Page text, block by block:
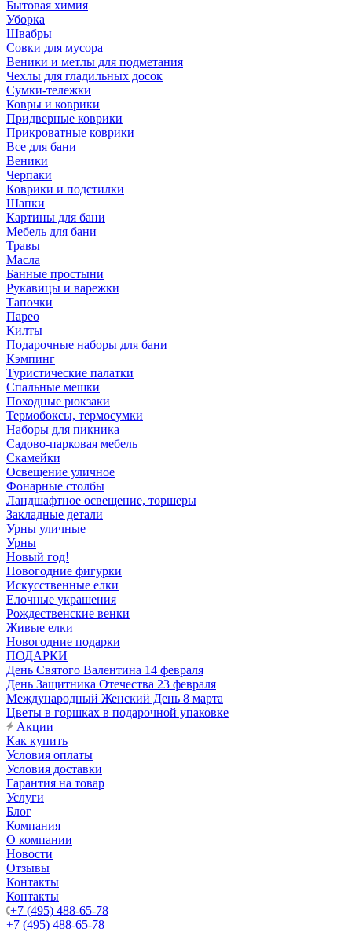
Бытовая химия
Уборка
Швабры
Совки для мусора
Веники и метлы для подметания
Чехлы для гладильных досок
Сумки-тележки
Ковры и коврики
Придверные коврики
Прикроватные коврики
Все для бани
Веники
Черпаки
Коврики и подстилки
Шапки
Картины для бани
Мебель для бани
Травы
Масла
Банные простыни
Рукавицы и варежки
Тапочки
Парео
Килты
Подарочные наборы для бани
Кэмпинг
Туристические палатки
Спальные мешки
Походные рюкзаки
Термобоксы, термосумки
Наборы для пикника
Садово-парковая мебель
Скамейки
Освещение уличное
Фонарные столбы
Ландшафтное освещение, торшеры
Закладные детали
Урны уличные
Урны
Новый год!
Новогодние фигурки
Искусственные елки
Елочные украшения
Рождественские венки
Живые елки
Новогодние подарки
ПОДАРКИ
День Святого Валентина 14 февраля
День Защитника Отечества 23 февраля
Международный Женский День 8 марта
Цветы в горшках в подарочной упаковке
Акции
Как купить
Условия оплаты
Условия доставки
Гарантия на товар
Услуги
Блог
Компания
О компании
Новости
Отзывы
Контакты
Контакты
+7 (495) 488-65-78
+7 (495) 488-65-78